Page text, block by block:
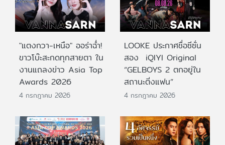
"แตงกวา-เหนือ" ออร่าฉ่ำ!
ขาวโบ๊ะสะกดทุกสายตา ใน
งานแถลงข่าว Asia Top
Awards 2026
4 กรกฎาคม 2026
LOOKE ประกาศชื่อซีซั่น
สอง iQIYI Original
“GELBOYS 2 ตกอยู่ใน
สถานะติ่งแฟน”
4 กรกฎาคม 2026